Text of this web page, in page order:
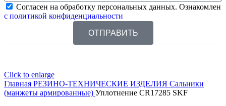
Согласен на обработку персональных данных. Ознакомлен
с политикой конфиденциальности
ОТПРАВИТЬ
Click to enlarge
Главная РЕЗИНО-ТЕХНИЧЕСКИЕ ИЗДЕЛИЯ Сальники
(манжеты армированные) Уплотнение CR17285 SKF